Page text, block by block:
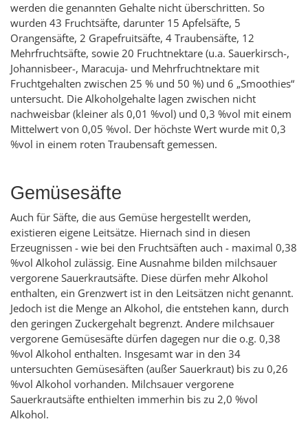
werden die genannten Gehalte nicht überschritten. So
wurden 43 Fruchtsäfte, darunter 15 Apfelsäfte, 5
Orangensäfte, 2 Grapefruitsäfte, 4 Traubensäfte, 12
Mehrfruchtsäfte, sowie 20 Fruchtnektare (u.a. Sauerkirsch-,
Johannisbeer-, Maracuja- und Mehrfruchtnektare mit
Fruchtgehalten zwischen 25 % und 50 %) und 6 „Smoothies“
untersucht. Die Alkoholgehalte lagen zwischen nicht
nachweisbar (kleiner als 0,01 %vol) und 0,3 %vol mit einem
Mittelwert von 0,05 %vol. Der höchste Wert wurde mit 0,3
%vol in einem roten Traubensaft gemessen.
Gemüsesäfte
Auch für Säfte, die aus Gemüse hergestellt werden,
existieren eigene Leitsätze. Hiernach sind in diesen
Erzeugnissen - wie bei den Fruchtsäften auch - maximal 0,38
%vol Alkohol zulässig. Eine Ausnahme bilden milchsauer
vergorene Sauerkrautsäfte. Diese dürfen mehr Alkohol
enthalten, ein Grenzwert ist in den Leitsätzen nicht genannt.
Jedoch ist die Menge an Alkohol, die entstehen kann, durch
den geringen Zuckergehalt begrenzt. Andere milchsauer
vergorene Gemüsesäfte dürfen dagegen nur die o.g. 0,38
%vol Alkohol enthalten. Insgesamt war in den 34
untersuchten Gemüsesäften (außer Sauerkraut) bis zu 0,26
%vol Alkohol vorhanden. Milchsauer vergorene
Sauerkrautsäfte enthielten immerhin bis zu 2,0 %vol
Alkohol.